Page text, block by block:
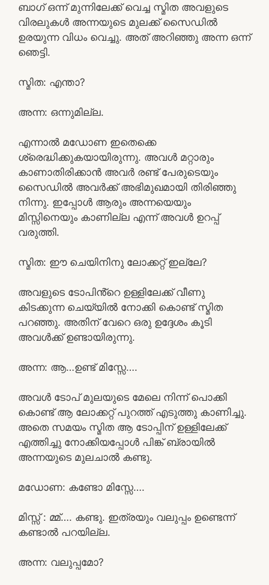
ബാഗ് ഒന്ന് മുന്നിലേക്ക് വെച്ച സ്മിത അവളുടെ
വിരലുകൾ അന്നയുടെ മുലക്ക് സൈഡിൽ
ഉരയുന്ന വിധം വെച്ചു. അത് അറിഞ്ഞു അന്ന ഒന്ന്
ഞെട്ടി.
സ്മിത: എന്താ?
അന്ന: ഒന്നുമില്ല.
എന്നാൽ മഡോണ ഇതെക്കെ
ശ്രെദ്ധിക്കുകയായിരുന്നു. അവൾ മറ്റാരും
കാണാതിരിക്കാൻ അവർ രണ്ട് പേരുടെയും
സൈഡിൽ അവർക്ക് അഭിമുഖമായി തിരിഞ്ഞു
നിന്നു. ഇപ്പോൾ ആരും അന്നയെയും
മിസ്സിനെയും കാണില്ല എന്ന് അവൾ ഉറപ്പ്
വരുത്തി.
സ്മിത: ഈ ചെയിനിനു ലോക്കറ്റ് ഇല്ലേ?
അവളുടെ ടോപിൻ്റെ ഉള്ളിലേക്ക് വീണു
കിടക്കുന്ന ചെയ്‌യിൽ നോക്കി കൊണ്ട് സ്മിത
പറഞ്ഞു. അതിന് വേറെ ഒരു ഉദ്ദേശം കൂടി
അവൾക്ക് ഉണ്ടായിരുന്നു.
അന്ന: ആ…ഉണ്ട് മിസ്സേ….
അവൾ ടോപ് മുലയുടെ മേലെ നിന്ന് പൊക്കി
കൊണ്ട് ആ ലോക്കറ്റ് പുറത്ത് എടുത്തു കാണിച്ചു.
അതെ സമയം സ്മിത ആ ടോപ്പിന് ഉള്ളിലേക്ക്
എത്തിച്ചു നോക്കിയപ്പോൾ പിങ്ക് ബ്രായിൽ
അന്നയുടെ മുലചാൽ കണ്ടു.
മഡോണ: കണ്ടോ മിസ്സേ….
മിസ്സ്‌ : മ്മ്…. കണ്ടു. ഇത്രയും വലുപ്പം ഉണ്ടെന്ന്
കണ്ടാൽ പറയില്ല.
അന്ന: വലുപ്പമോ?